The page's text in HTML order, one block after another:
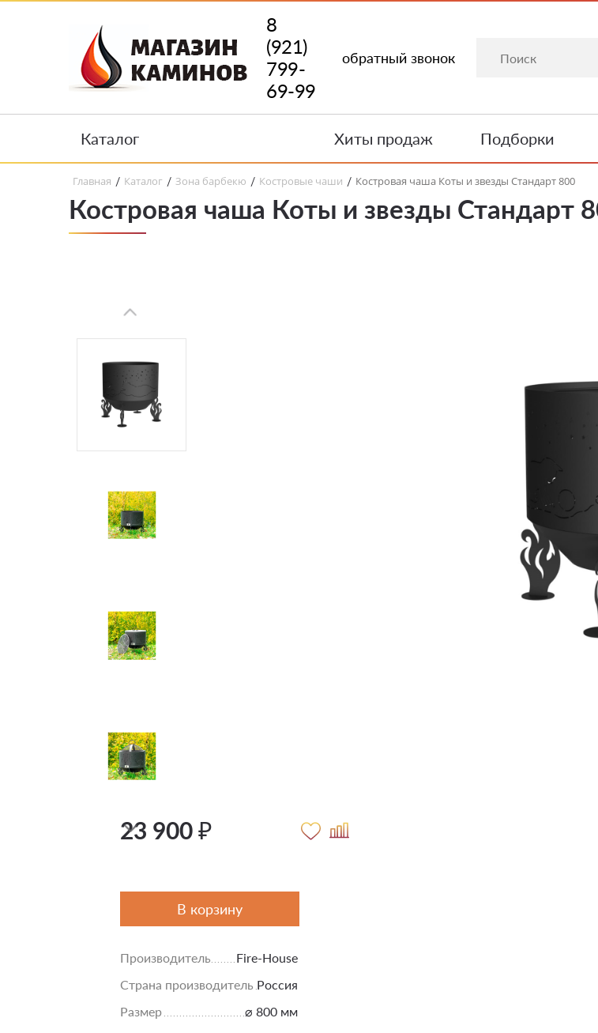
8
(921)
799-
69-99
обратный звонок
Каталог Хиты продаж Подборки
Главная / Каталог / Зона барбекю / Костровые чаши / Костровая чаша Коты и звезды Стандарт 800
Костровая чаша Коты и звезды Стандарт
23 900 ₽
В корзину
Производитель
Fire-House
Страна производитель Россия
Размер
⌀ 800 мм